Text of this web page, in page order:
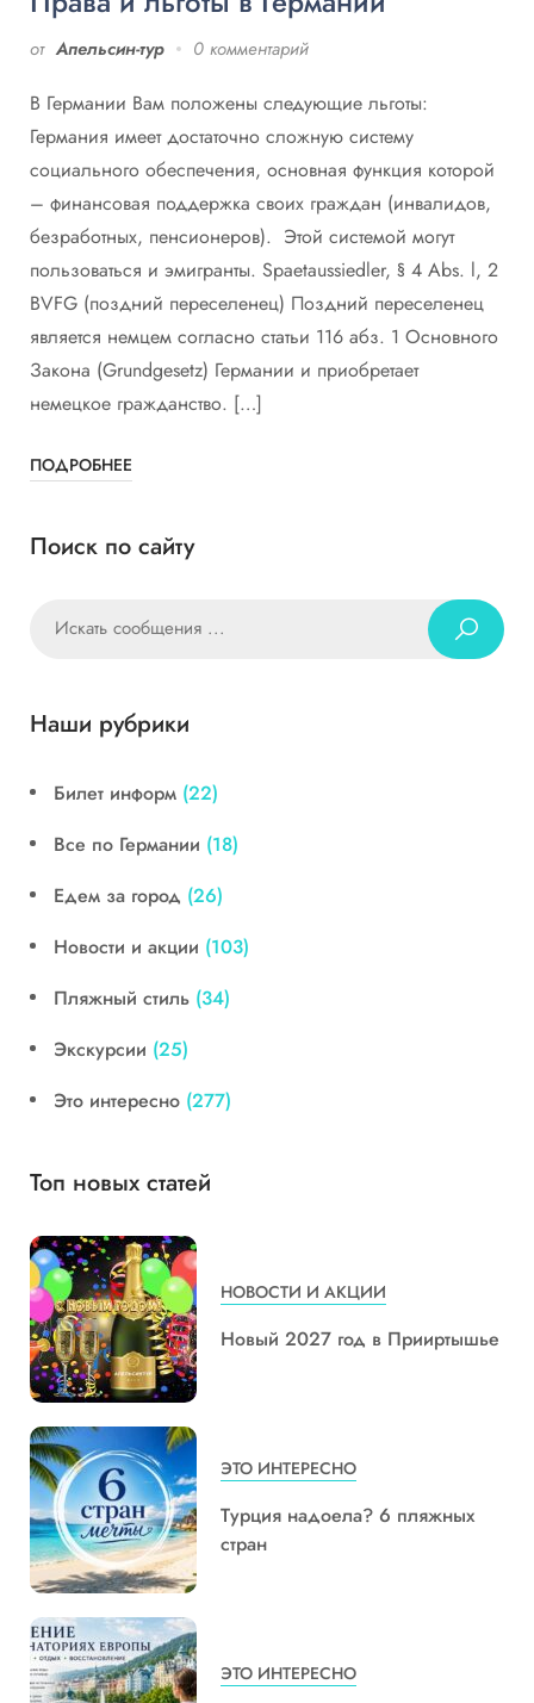
от Апельсин-тур 0 комментарий
В Германии Вам положены следующие льготы:
Германия имеет достаточно сложную систему
социального обеспечения, основная функция которой
– финансовая поддержка своих граждан (инвалидов,
безработных, пенсионеров). Этой системой могут
пользоваться и эмигранты. Spaetaussiedler, § 4 Abs. l, 2
BVFG (поздний переселенец) Поздний переселенец
является немцем согласно статьи 116 абз. 1 Основного
Закона (Grundgesetz) Германии и приобретает
немецкое гражданство. […]
ПОДРОБНЕЕ
Поиск по сайту
Наши рубрики
Билет информ (22)
Все по Германии (18)
Едем за город (26)
Новости и акции (103)
Пляжный стиль (34)
Экскурсии (25)
Это интересно (277)
Топ новых статей
НОВОСТИ И АКЦИИ
Новый 2027 год в Прииртышье
ЭТО ИНТЕРЕСНО
Турция надоела? 6 пляжных
стран
ЭТО ИНТЕРЕСНО